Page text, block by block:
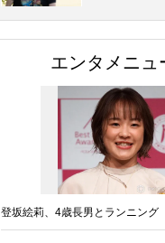
エンタメニュ
登坂絵莉、4歳長男とランニング